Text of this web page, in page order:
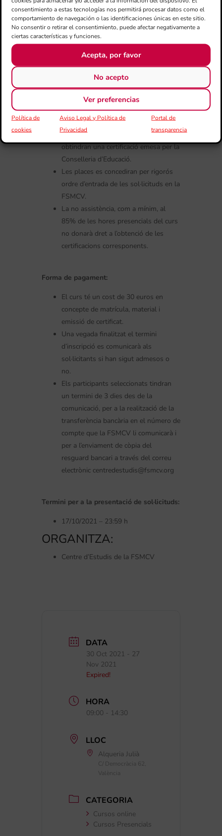
consentimiento a estas tecnologías nos permitirá procesar datos como el
comportamiento de navegación o las identificaciones únicas en este sitio.
No consentir o retirar el consentimiento, puede afectar negativamente a
ciertas características y funciones.
Acepta, por favor
No acepto
Ver preferencias
Política de
cookies
Aviso Legal y Política de
Privacidad
Portal de
transparencia
Condicions generals:
Amb posterioritat al mateix es farà
lliurament de diploma acreditatiu.
siguen professors de centres
autoritzats, conservatoris, escoles de
música i centres d’ensenyament
primari o secundari de la Comunitat
Valenciana, o graduats que estiguen
inscrits en alguna de les borses de
treball de la Conselleria d’Educació,
obtindran una certificació emesa per la
Conselleria d’Educació.
Les places es concediran per rigorós
ordre d’entrada de les sol·licituds en la
FSMCV.
La no assistència, com a mínim, al
85% de les hores presencials del curs
no donarà dret a l’obtenció de les
certificacions corresponents.
Forma de pagament:
El curs té un cost de 30 euros en
concepte de matrícula, material i
emissió de certificat.
Una vegada finalitzat el termini
d’inscripció es comunicarà als
sol·licitants si han sigut admesos o
no.
Els participants seleccionats tindran
un termini de 3 dies des de la
comunicació, per a la realització de la
transferència bancària en el número de
compte que la FSMCV li comunicarà i
per a l’enviament de còpia del
resguard bancari a través del correu
electrònic centredestudis@fsmcv.org
Termini per a la presentació de sol·licituds:
17/10/2021 – 23:59 h
ORGANITZA:
Centre d’Estudis de la FSMCV
DATA
30 Oct 2021 - 27
Nov 2021
Expired!
HORA
09:00 - 14:30
LLOC
Alqueria Julià
C/ Democràcia 62,
València
CATEGORIA
Cursos online
Cursos Presencials